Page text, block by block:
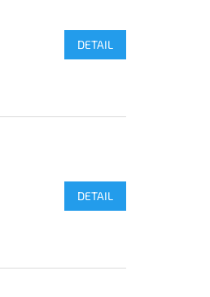
DETAIL
DETAIL